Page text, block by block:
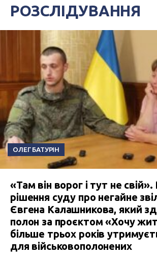
РОЗСЛІДУВАННЯ
ОЛЕГ БАТУРІН
«Там він ворог і тут не
рішення суду про негайне
Євгена Калашникова, який
полон за проєктом «Хочу
більше трьох років
для військовополонених